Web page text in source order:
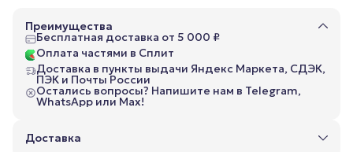
Преимущества
Бесплатная доставка от 5 000 ₽
Оплата частями в Сплит
Доставка в пункты выдачи Яндекс Маркета, СДЭК,
ПЭК и Почты России
Остались вопросы? Напишите нам в Telegram,
WhatsApp или Max!
Доставка